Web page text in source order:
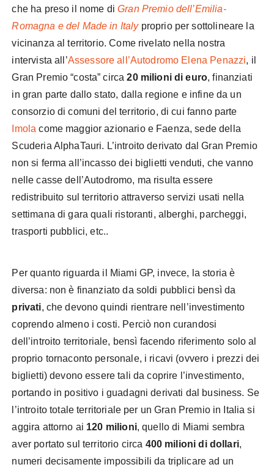
che ha preso il nome diGran Premio dell’Emilia-
Romagna e del Made in Italyproprio per sottolineare la
vicinanza al territorio. Come rivelato nella nostra
intervista all’Assessore all’Autodromo Elena Penazzi, il
Gran Premio “costa” circa20 milioni di euro, finanziati
in gran parte dallo stato, dalla regione e infine da un
consorzio di comuni del territorio, di cui fanno parte
Imola come maggior azionario e Faenza, sede della
Scuderia AlphaTauri. L’introito derivato dal Gran Premio
non si ferma all’incasso dei biglietti venduti, che vanno
nelle casse dell’Autodromo, ma risulta essere
redistribuito sul territorio attraverso servizi usati nella
settimana di gara quali ristoranti, alberghi, parcheggi,
trasporti pubblici, etc..
Per quanto riguarda il Miami GP, invece, la storia è
diversa: non è finanziato da soldi pubblici bensì da
privati, che devono quindi rientrare nell’investimento
coprendo almeno i costi. Perciò non curandosi
dell’introito territoriale, bensì facendo riferimento solo al
proprio tornaconto personale, i ricavi (ovvero i prezzi dei
biglietti) devono essere tali da coprire l’investimento,
portando in positivo i guadagni derivati dal business. Se
l’introito totale territoriale per un Gran Premio in Italia si
aggira attorno ai 120 milioni, quello di Miami sembra
aver portato sul territorio circa 400 milioni di dollari,
numeri decisamente impossibili da triplicare ad un